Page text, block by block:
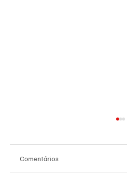
Comentários